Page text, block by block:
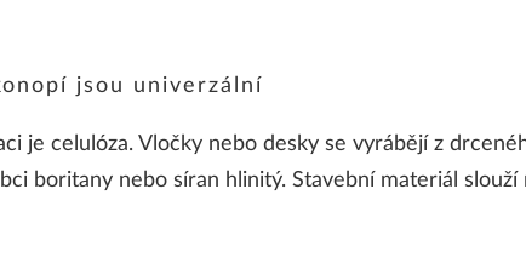
jsou univerzální
je celulóza. Vločky nebo desky se vyrábějí z
boritany nebo síran hlinitý. Stavební materiál slouží